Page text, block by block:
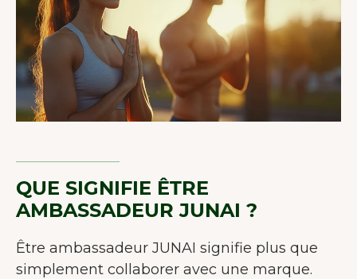
QUE SIGNIFIE ÊTRE
AMBASSADEUR JUNAI ?
Être ambassadeur JUNAI signifie plus que
simplement collaborer avec une marque.
BIENVENUE CHEZ JUNAIU.
Nous utilisons des cookies sur notre
site web afin d'améliorer l'expérience
utilisateur.En savoir plus sur les
cookies
Accepter seulement les
essentiels